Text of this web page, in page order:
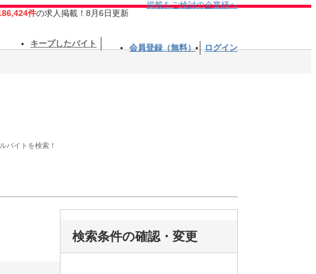
件の求人掲載！8月6日更新
掲載をご検討の企業様へ
キープしたバイト 会員登録（無料） ログイン
バイトを検索！
検索条件の確認・変更